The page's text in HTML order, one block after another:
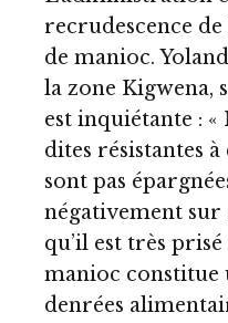
recrudescence
de manioc.
la zone Kigwena,
est inquiétante : «
dites résistantes
sont pas
négativement
qu’il est très
manioc constitue
denrées